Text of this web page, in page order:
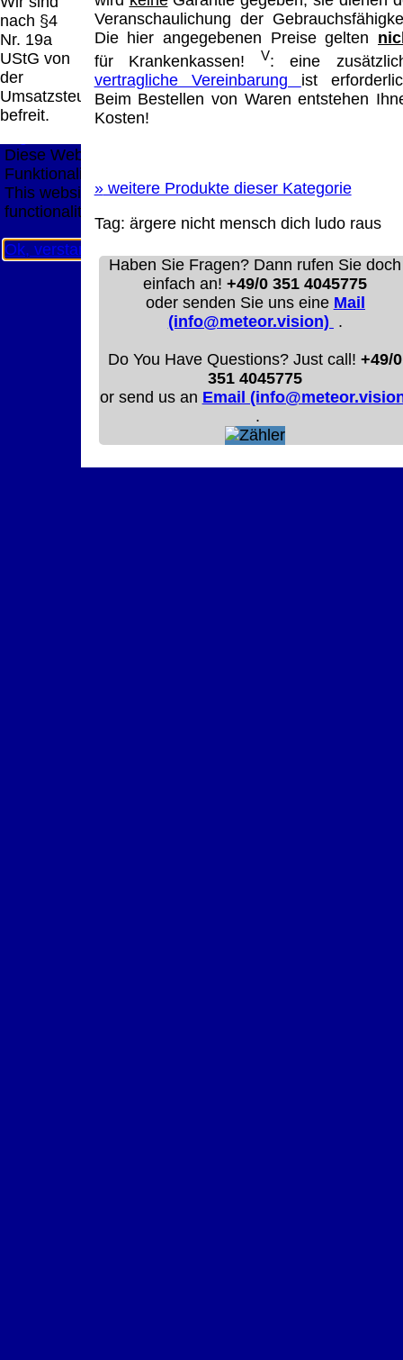
nach §4
Nr. 19a
UStG von
der
Umsatzsteuer
befreit.
Veranschaulichung der
Die hier angegebenen Preise gelten
für Krankenkassen!
V: eine
vertragliche Vereinbarung ist
Beim Bestellen von Waren entstehen
Kosten!
»weitere Produkte dieser Kategorie
Tag: ärgere nicht mensch dich ludo raus
Haben Sie Fragen? Dann rufen Sie doch
einfach an!+49/0 351 4045775
oder senden Sie uns eine Mail
(info@meteor.vision) .
Do You Have Questions? Just call!+49/0
351 4045775
or send us an Email
.
http://ec.europa.eu/consumers/odr/Unsere E-
Mailadresse lautet:info@meteor.vision.
Seitenanfang
Impressum AGB
Widerruf
Datenschutz Urheberrechte Kontakt
Links
Katalog (PDF) Sitemap
große Anzeige Schließen
Diese Website nutzt Cookies, um bestmögliche
Funktionalität bieten zu können.
This website uses cookies to provide the best possible
functionality.
Ok, verstanden